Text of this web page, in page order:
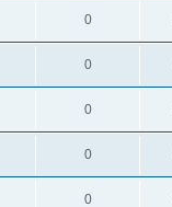
0
0
0
0
0